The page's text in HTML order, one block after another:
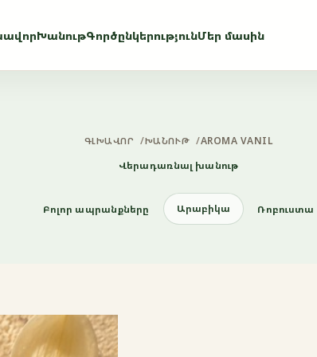
ԽանութԳործընկերությունՄեր մասին
ԳԼԽԱՎՈՐ /ԽԱՆՈՒԹ /AROMA VANIL
Վերադառնալ խանութ
Բոլոր ապրանքները Արաբիկա Ռոբուստա